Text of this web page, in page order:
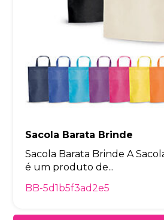
Sacola Barata Brinde
Sacola Barata Brinde A
é um produto de...
BB-5d1b5f3ad2e5